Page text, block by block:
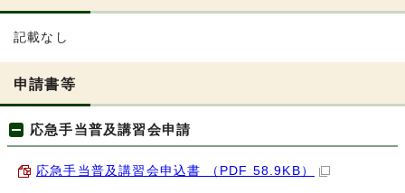
記載なし
申請書等
応急手当普及講習会申請
応急手当普及講習会申込書 （PDF 58.9KB）